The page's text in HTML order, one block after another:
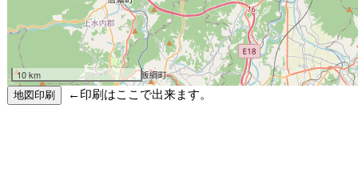
10 km
←印刷はここで出来ます。